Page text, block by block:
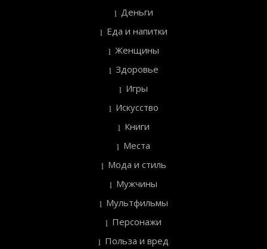
Деньги
Еда и напитки
Женщины
Здоровье
Игры
Искусство
Книги
Места
Мода и стиль
Мужчины
Мультфильмы
Персонажи
Польза и вред